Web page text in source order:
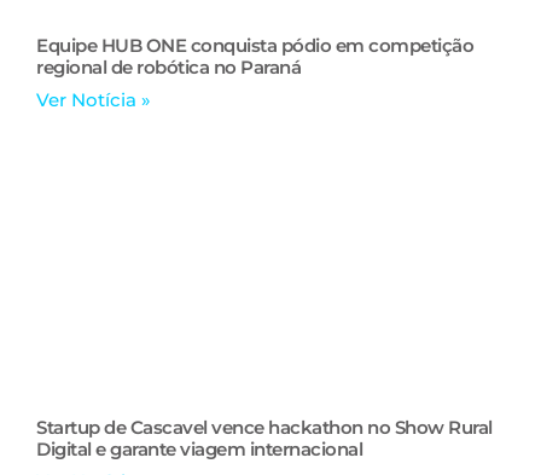
Equipe HUB ONE conquista pódio em competição
regional de robótica no Paraná
Ver Notícia »
Startup de Cascavel vence hackathon no Show Rural
Digital e garante viagem internacional